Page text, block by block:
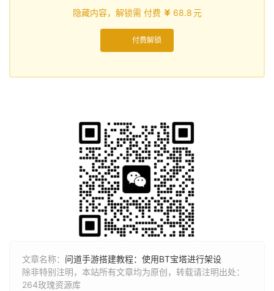
隐藏内容，解锁需 付费  68.8元
付费解锁
文章名称： 问道手游搭建教程：使用BT宝塔进行架设
除非特别注明，本站所有文章均为原创，转载请注明出处：
264玫瑰资源库